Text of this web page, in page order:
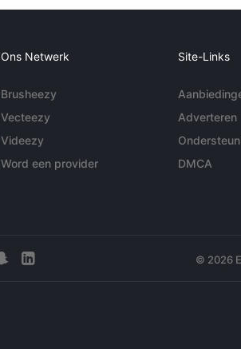
Ons Netwerk
Brusheezy
Vecteezy
Videezy
Word een provider
Site-Links
Adverteren
DMCA
© 2026